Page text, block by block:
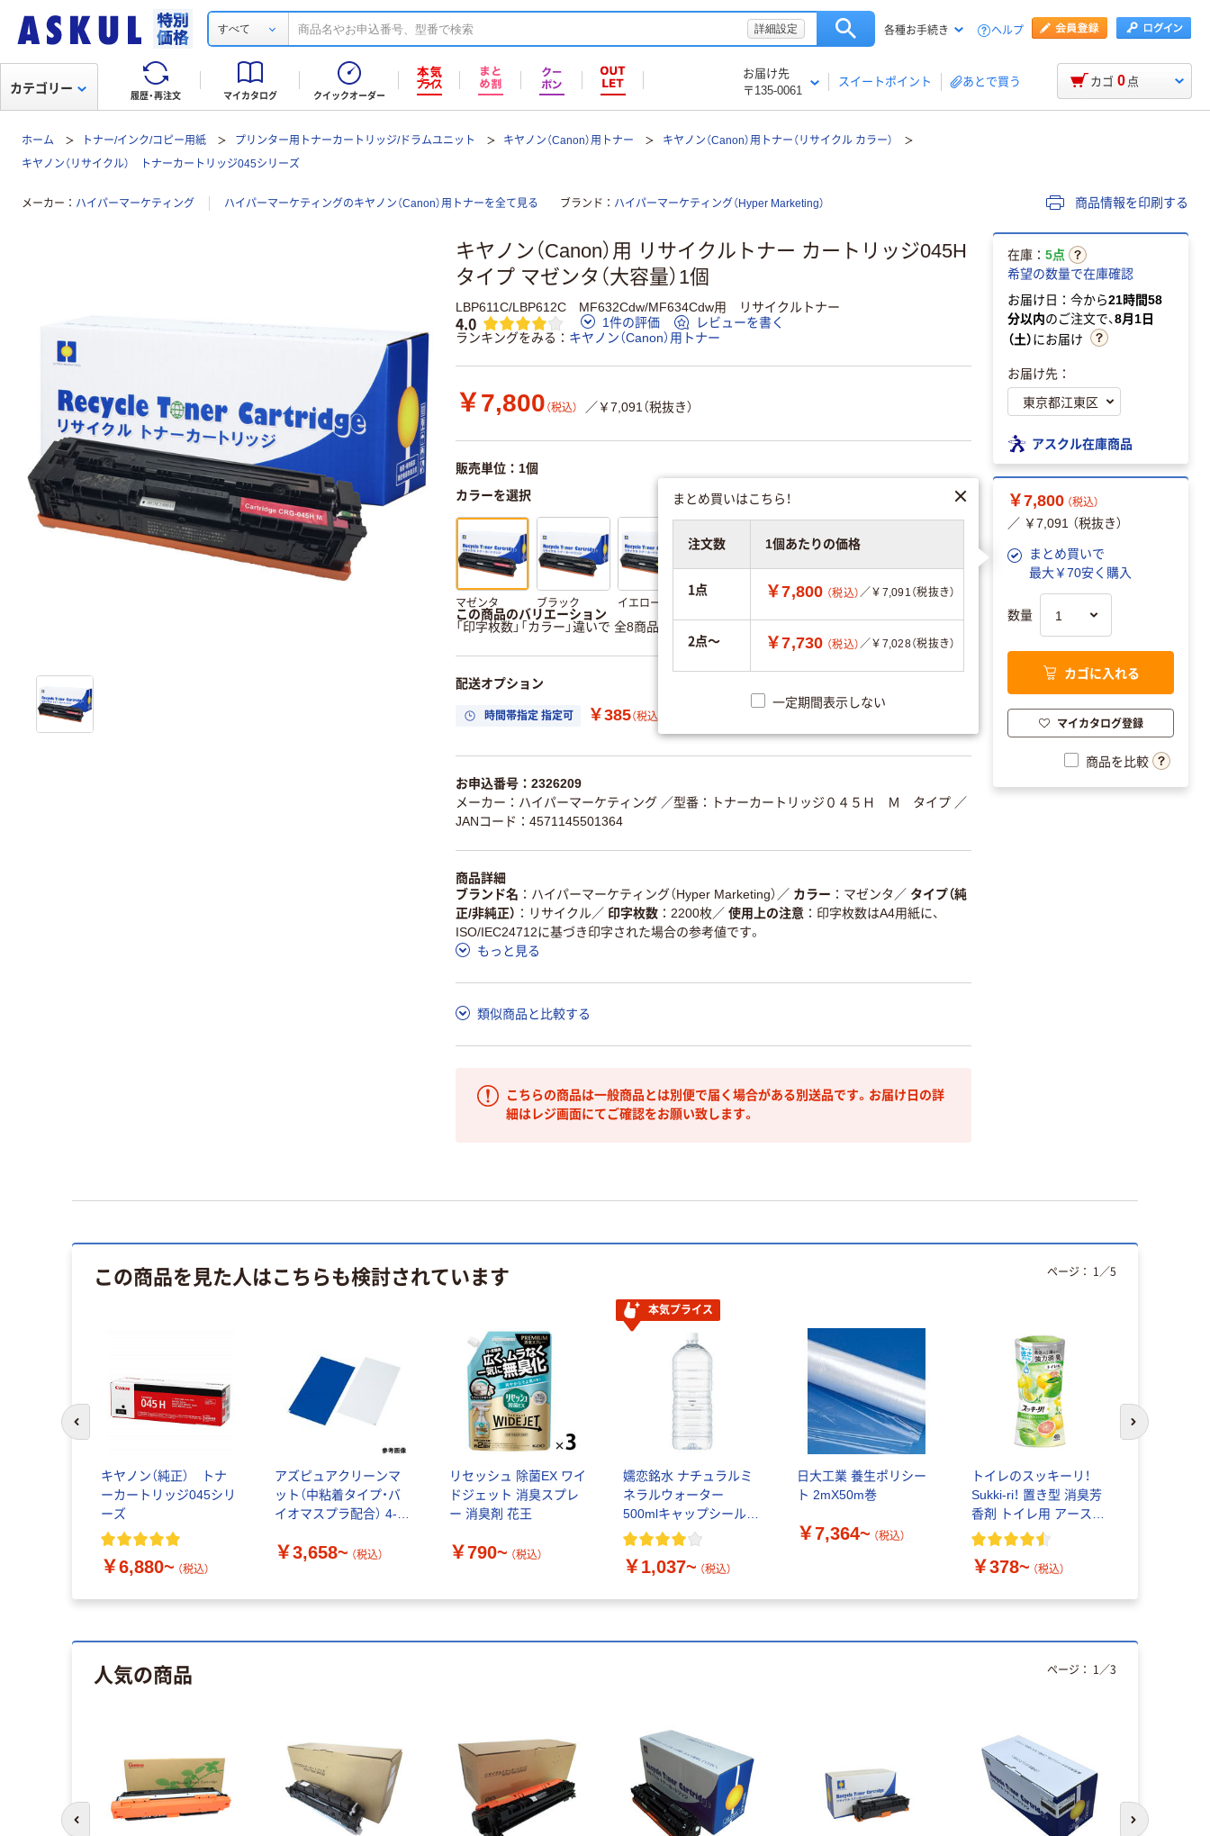
すべて 詳細設定 各種お手続き ヘルプ
履歴・再注文 マイカタログ クイックオーダー
お届け先
〒135-0061
スイートポイント あとで買う
カテゴリー カゴ 0 点
ホーム トナー/インク/コピー用紙 プリンター用トナーカートリッジ/ドラムユニット キヤノン（Canon）用トナー
キヤノン（Canon）用トナー（リサイクル カラー）
キヤノン（リサイクル） トナーカートリッジ045シリーズ
メーカー ハイパーマーケティング ハイパーマーケティングのキヤノン（Canon）用トナーを全て見る ブランド ハイパーマーケティング（Hyper Marketing） 商品情報を印刷する
キヤノン（Canon）用 リサイクルトナー カートリッジ045H
タイプ マゼンタ（大容量）1個
LBP611C/LBP612C MF632Cdw/MF634Cdw用 リサイクルトナー
4.0 1件の評価
レビューを書く
ランキングをみる
キヤノン（Canon）用トナー
￥7,800 （税込） ／￥7,091（税抜き）
販売単位：1個
カラーを選択
マゼンタ ブラック イエロー
この商品のバリエーション
「印字枚数」「カラー」違いで 全8商品 あります。
配送オプション
時間帯指定 指定可 ￥385（税込）
お申込番号：2326209
メーカー：ハイパーマーケティング ／型番：トナーカートリッジ０４５Ｈ Ｍ タイプ ／
JANコード：4571145501364
商品詳細
ブランド名
ハイパーマーケティング（Hyper Marketing） ／ カラー マゼンタ ／ タイプ（純
正/非純正）
リサイクル／ 印字枚数 2200枚／ 使用上の注意
印字枚数はA4用紙に、
ISO/IEC24712に基づき印字された場合の参考値です。
もっと見る
類似商品と比較する
こちらの商品は一般商品とは別便で届く場合がある別送品です。お届け日の詳
細はレジ画面にてご確認をお願い致します。
在庫： 5点
希望の数量で在庫確認
お届け日：今から21時間58
分以内のご注文で、8月1日
（土）にお届け
お届け先：
アスクル在庫商品
￥7,800 （税込）
／ ￥7,091 （税抜き）
まとめ買いで
最大￥70安く購入
まとめ買いはこちら！
注文数 1個あたりの価格
1点 ￥7,800 （税込）／￥7,091（税抜き）
2点～ ￥7,730 （税込）／￥7,028（税抜き）
一定期間表示しない
数量
カゴに入れる
マイカタログ登録
商品を比較
この商品を見た人はこちらも検討されています
キヤノン（純正） トナ
ーカートリッジ045シリ
ーズ
￥6,880~ （税込）
アズピュアクリーンマ
ット（中粘着タイプ・バ
イオマスプラ配合） 4-
￥3,658~ （税込）
リセッシュ 除菌EX ワイ
ドジェット 消臭スプレ
ー 消臭剤 花王
￥790~ （税込）
本気プライス
嬬恋銘水 ナチュラルミ
ネラルウォーター
500mlキャップシール付
き／2Lラベルレス 10本
￥1,037~ （税込）
日大工業 養生ポリシー
ト 2mX50m巻
￥7,364~ （税込）
トイレのスッキーリ！
Sukki-ri！ 置き型 消臭芳
香剤 トイレ用 アース製
薬
￥378~ （税込）
ページ： 1 ／5
前のスライドへ 次のスライド
人気の商品 ページ： 1 ／3
次のスライド